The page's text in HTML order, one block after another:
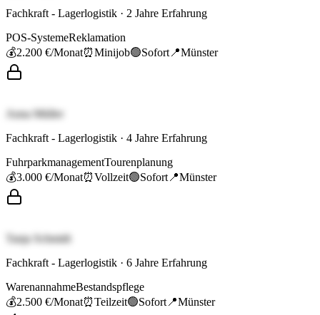
Fachkraft - Lagerlogistik · 2 Jahre Erfahrung
POS-SystemeReklamation
💰2.200 €/Monat⏰Minijob🟢Sofort 📍Münster
Anna Müller
Fachkraft - Lagerlogistik · 4 Jahre Erfahrung
FuhrparkmanagementTourenplanung
💰3.000 €/Monat⏰Vollzeit🟢Sofort 📍Münster
Tanja Schmidt
Fachkraft - Lagerlogistik · 6 Jahre Erfahrung
WarenannahmeBestandspflege
💰2.500 €/Monat⏰Teilzeit🟢Sofort 📍Münster